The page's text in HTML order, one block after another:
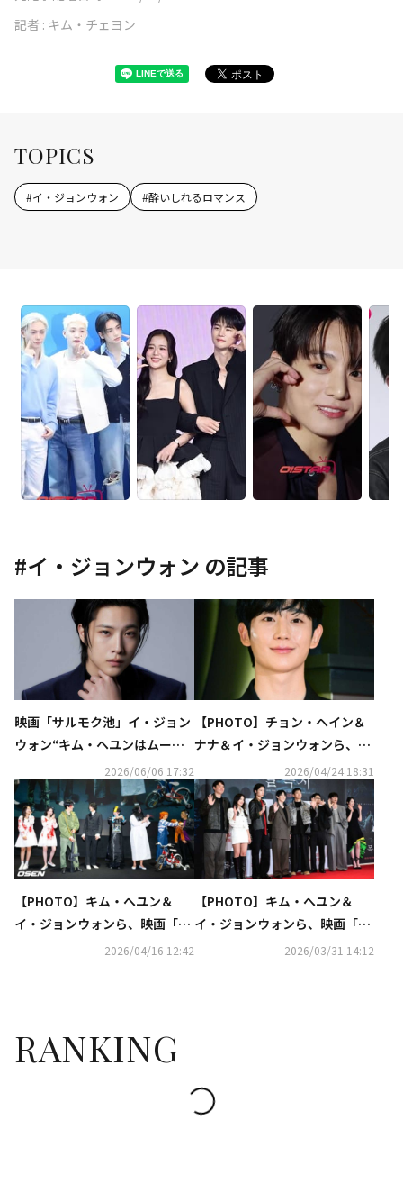
記者 : キム・チェヨン
TOPICS
#イ・ジョンウォン #酔いしれるロマンス
#イ・ジョンウォン の記事
映画「サルモク池」イ・ジョン
ウォン“キム・ヘユンはムード
メーカー…挨拶するだけで現場
が明るくなった”
2026/06/06 17:32
【PHOTO】チョン・ヘイン＆
ナナ＆イ・ジョンウォンら、ウ
イスキーブランド「THE DALM
ORE」のイベントに出席
2026/04/24 18:31
【PHOTO】キム・へユン＆
イ・ジョンウォンら、映画「サ
ルモク池」舞台挨拶に出席…扮
2026/04/16 12:42
【PHOTO】キム・へユン＆
イ・ジョンウォンら、映画「サ
ルモク池」VIP試写会に出席
2026/03/31 14:12
RANKING